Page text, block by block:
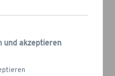
und
und akzeptieren